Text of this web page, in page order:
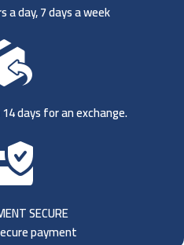
a day, 7 days a week
days for an exchange.
SECURE
payment